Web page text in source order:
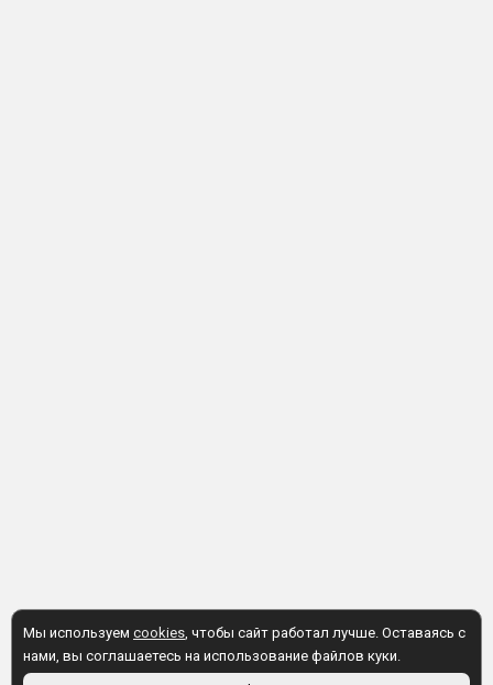
Мы используем cookies, чтобы сайт работал лучше. Оставаясь с
нами, вы соглашаетесь на использование файлов куки.